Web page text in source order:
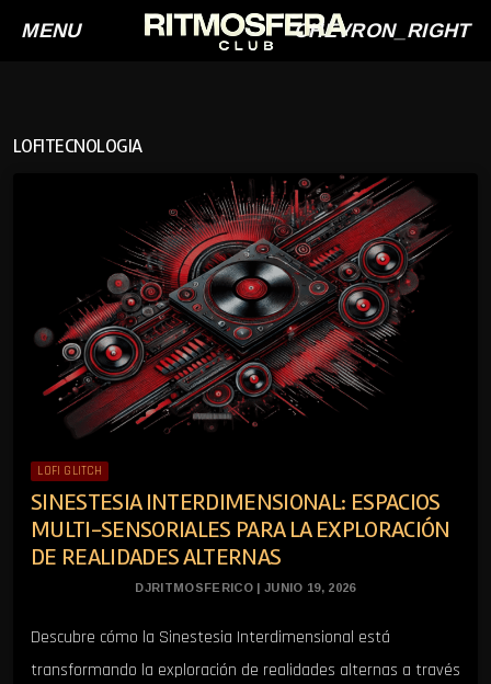
MENU CHEVRON_RIGHT
LOFITECNOLOGIA
LOFI GLITCH
SINESTESIA INTERDIMENSIONAL: ESPACIOS
MULTI-SENSORIALES PARA LA EXPLORACIÓN
DE REALIDADES ALTERNAS
DJRITMOSFERICO | JUNIO 19, 2026
Descubre cómo la Sinestesia Interdimensional está
transformando la exploración de realidades alternas a través